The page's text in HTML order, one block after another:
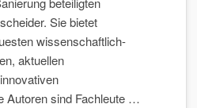
Sie bietet
wissenschaftlich-
aktuellen
Autoren sind Fachleute …